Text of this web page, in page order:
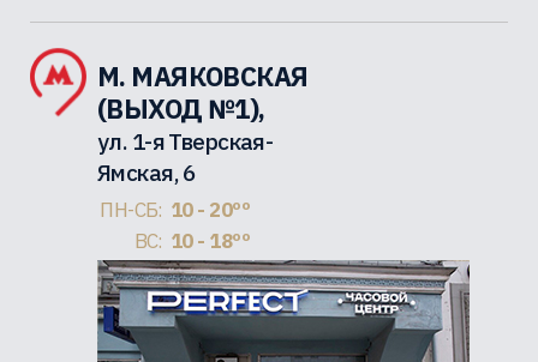
М. МАЯКОВСКАЯ
(ВЫХОД №1),
ул. 1-я Тверская-
Ямская, 6
ПН-СБ: 10 - 20ºº
ВС: 10 - 18ºº